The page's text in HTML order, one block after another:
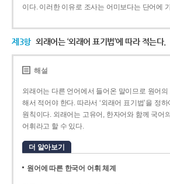
이다. 이러한 이유로 조사는 어미보다는 단어에
제3항 외래어는 ‘외래어 표기법’에 따라 적는다.
해설
외래어는 다른 언어에서 들어온 말이므로 원어
해서 적어야 한다. 따라서 ‘외래어 표기법’을 정하
원칙이다. 외래어는 고유어, 한자어와 함께 국어
어휘라고 할 수 있다.
더 알아보기
원어에 따른 한국어 어휘 체계